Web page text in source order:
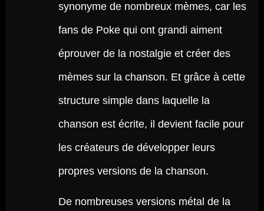
synonyme de nombreux mèmes, car les
fans de Poke qui ont grandi aiment
éprouver de la nostalgie et créer des
mèmes sur la chanson. Et grâce à cette
structure simple dans laquelle la
chanson est écrite, il devient facile pour
les créateurs de développer leurs
propres versions de la chanson.
De nombreuses versions métal de la